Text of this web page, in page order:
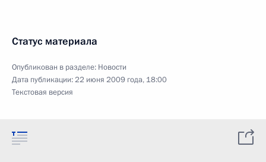
Статус материала
Опубликован в разделе: Новости
Дата публикации:22 июня 2009 года, 18:00
Текстовая версия